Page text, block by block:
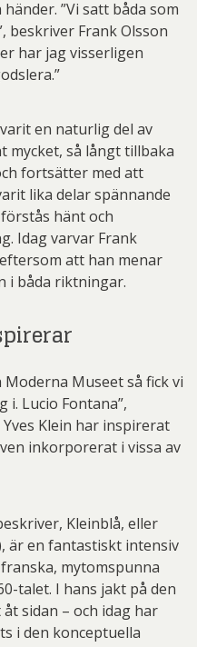
”Vi satt båda som
beskriver Frank Olsson
har jag visserligen
en naturlig del av
mycket, så långt tillbaka
fortsätter med att
lika delar spännande
hänt och
Idag varvar Frank
att han menar
i båda riktningar.
Museet så fick vi
i. Lucio Fontana”,
Klein har inspirerat
inkorporerat i vissa av
Kleinblå, eller
är en fantastiskt intensiv
mytomspunna
talet. I hans jakt på den
sidan – och idag har
i den konceptuella